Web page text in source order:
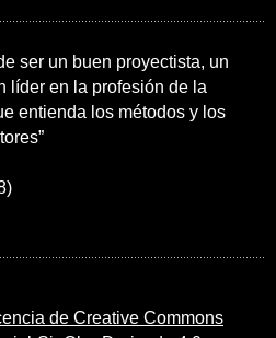
ser un buen proyectista, un
líder en la profesión de la
entienda los métodos y los
de Creative Commons